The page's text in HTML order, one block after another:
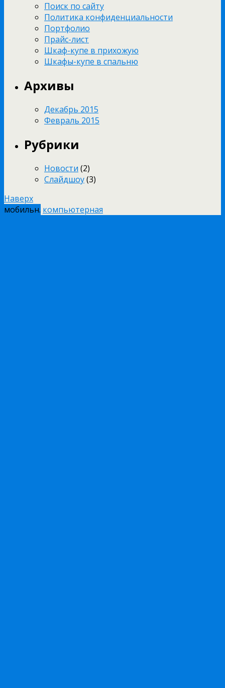
Поиск по сайту
Политика конфиденциальности
Портфолио
Прайс-лист
Шкаф-купе в прихожую
Шкафы-купе в спальню
Архивы
Декабрь 2015
Февраль 2015
Рубрики
Новости (2)
Слайдшоу(3)
Наверх
мобильн. компьютерная